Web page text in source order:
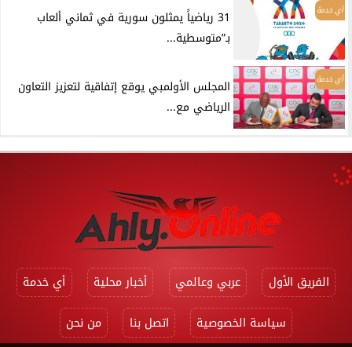
أي خدمة
31 رياضياً يمثلون سورية في ثماني ألعاب
بـ”متوسطية...
أي خدمة
المجلس الأولمبي يوقع إتفاقية لتعزيز التعاون
الرياضي مع...
الفريق الأول عربي وعالمي أخبار محلية
أي خدمة
سياسة الخصوصية
اتصل بنا من نحن